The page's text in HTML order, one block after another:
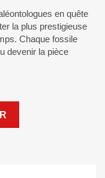
en quête
la plus prestigieuse
Chaque fossile
devenir la pièce